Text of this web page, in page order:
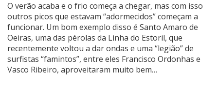
O verão acaba e o frio começa a chegar, mas com isso
outros picos que estavam “adormecidos” começam a
funcionar. Um bom exemplo disso é Santo Amaro de
Oeiras, uma das pérolas da Linha do Estoril, que
recentemente voltou a dar ondas e uma “legião” de
surfistas “famintos”, entre eles Francisco Ordonhas e
Vasco Ribeiro, aproveitaram muito bem…